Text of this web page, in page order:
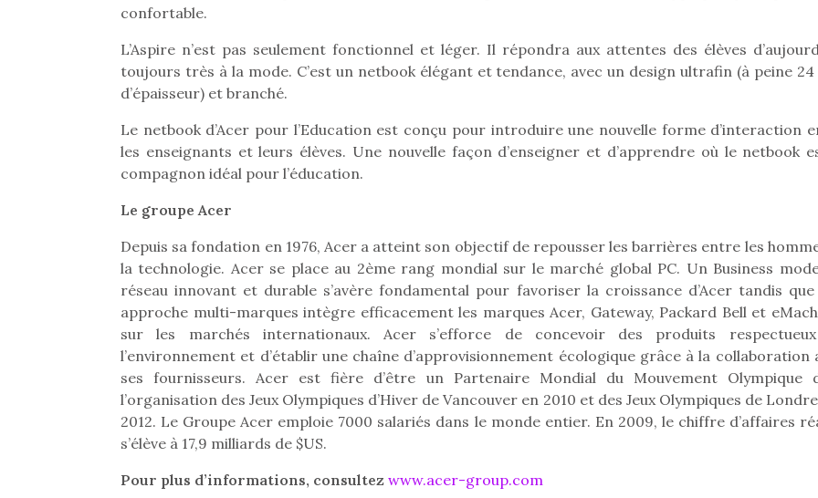
confortable.
L’Aspire n’est pas seulement fonctionnel et léger. Il répondra aux attentes des élèves
toujours très à la mode. C’est un netbook élégant et tendance, avec un design ultrafin (à peine
d’épaisseur) et branché.
Le netbook d’Acer pour l’Education est conçu pour introduire une nouvelle forme d’interaction
les enseignants et leurs élèves. Une nouvelle façon d’enseigner et d’apprendre où le netbook
compagnon idéal pour l’éducation.
Le groupe Acer
Depuis sa fondation en 1976, Acer a atteint son objectif de repousser les barrières entre les
la technologie. Acer se place au 2ème rang mondial sur le marché global PC. Un Business
réseau innovant et durable s’avère fondamental pour favoriser la croissance d’Acer tandis
approche multi-marques intègre efficacement les marques Acer, Gateway, Packard Bell et
sur les marchés internationaux. Acer s’efforce de concevoir des produits
l’environnement et d’établir une chaîne d’approvisionnement écologique grâce à la collaboration
ses fournisseurs. Acer est fière d’être un Partenaire Mondial du Mouvement Olympique
l’organisation des Jeux Olympiques d’Hiver de Vancouver en 2010 et des Jeux Olympiques de
2012. Le Groupe Acer emploie 7000 salariés dans le monde entier. En 2009, le chiffre d’affaires
s’élève à 17,9 milliards de $US.
Pour plus d’informations, consultez www.acer-group.com
compagnons pour les
enfants. Doudou, meilleur
d’explorer, comprendre
et s’approprier ce qu’ils…
enfants.
NextGen, une nouvelle
trottinette mécanique
d’énergie. Varier
Des trampolines pour les
grands et les petits !
estivales et avec le
Et si l’aventure était au
bout du jardin ?
Après trois confinements
successifs, des couvre-
restrictions de
T’AS TON NERF ?
A l’heure du
déconfinement, des
premières grosses
chaleurs et des futures
vacances estivales, le
parc, le jardin, la…
Le boom de
pour